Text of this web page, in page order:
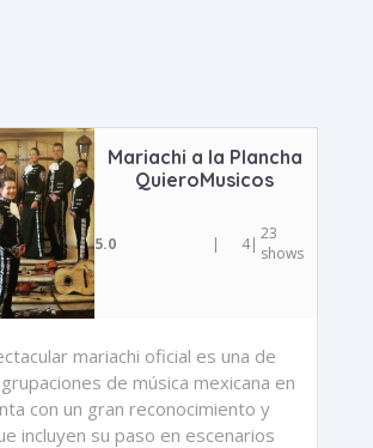
Mariachi a la Plancha
QuieroMusicos
5.0 | 4| 23
shows
mariachi oficial es una de
de música mexicana en
con un gran reconocimiento y
incluyen su paso en escenarios